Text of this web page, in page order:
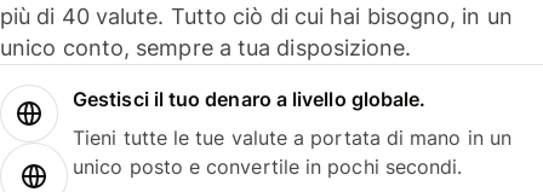
più di 40 valute. Tutto ciò di cui hai bisogno, in un
unico conto, sempre a tua disposizione.
Gestisci il tuo denaro a livello globale.
Tieni tutte le tue valute a portata di mano in un
unico posto e convertile in pochi secondi.